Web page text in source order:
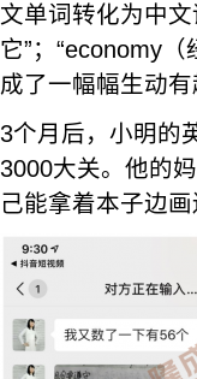
文单词转化为中
它”；“economy
成了一幅幅生动
3个月后，小明的
3000大关。他的
己能拿着本子边